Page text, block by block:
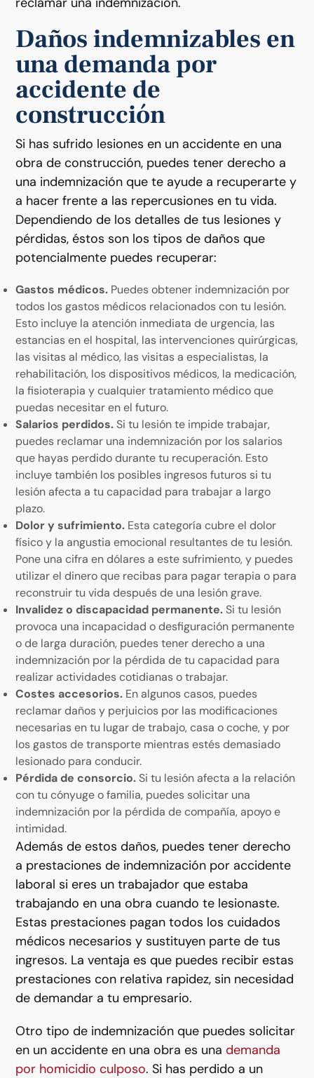
Daños indemnizables en
una demanda por
accidente de
construcción
Si has sufrido lesiones en un accidente en una
obra de construcción, puedes tener derecho a
una indemnización que te ayude a recuperarte y
a hacer frente a las repercusiones en tu vida.
Dependiendo de los detalles de tus lesiones y
pérdidas, éstos son los tipos de daños que
potencialmente puedes recuperar:
Gastos médicos. Puedes obtener indemnización por
todos los gastos médicos relacionados con tu lesión.
Esto incluye la atención inmediata de urgencia, las
estancias en el hospital, las intervenciones quirúrgicas,
las visitas al médico, las visitas a especialistas, la
rehabilitación, los dispositivos médicos, la medicación,
la fisioterapia y cualquier tratamiento médico que
puedas necesitar en el futuro.
Salarios perdidos.Si tu lesión te impide trabajar,
puedes reclamar una indemnización por los salarios
que hayas perdido durante tu recuperación. Esto
incluye también los posibles ingresos futuros si tu
lesión afecta a tu capacidad para trabajar a largo
plazo.
Dolor y sufrimiento. Esta categoría cubre el dolor
físico y la angustia emocional resultantes de tu lesión.
Pone una cifra en dólares a este sufrimiento, y puedes
utilizar el dinero que recibas para pagar terapia o para
reconstruir tu vida después de una lesión grave.
Invalidez o discapacidad permanente.Si tu lesión
provoca una incapacidad o desfiguración permanente
o de larga duración, puedes tener derecho a una
indemnización por la pérdida de tu capacidad para
realizar actividades cotidianas o trabajar.
Costes accesorios. En algunos casos, puedes
reclamar daños y perjuicios por las modificaciones
necesarias en tu lugar de trabajo, casa o coche, y por
los gastos de transporte mientras estés demasiado
lesionado para conducir.
Pérdida de consorcio.Si tu lesión afecta a la relación
con tu cónyuge o familia, puedes solicitar una
indemnización por la pérdida de compañía, apoyo e
intimidad.
Además de estos daños, puedes tener derecho
a prestaciones de indemnización por accidente
laboral si eres un trabajador que estaba
trabajando en una obra cuando te lesionaste.
Estas prestaciones pagan todos los cuidados
médicos necesarios y sustituyen parte de tus
ingresos. La ventaja es que puedes recibir estas
prestaciones con relativa rapidez, sin necesidad
de demandar a tu empresario.
Otro tipo de indemnización que puedes solicitar
en un accidente en una obra es unademanda
por homicidio culposo. Si has perdido a un